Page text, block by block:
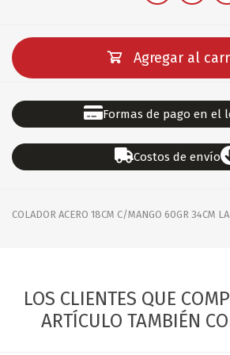
Agregar al
Formas de pago en el
Costos de envío
COLADOR ACERO 18CM C/MANGO 60GR 34CM
LOS CLIENTES QUE
ARTÍCULO TAMBIÉN